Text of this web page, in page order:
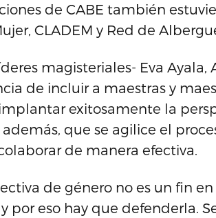
de CABE también
CLADEM y Red de
magisteriales- Eva
de incluir a maestras y
exitosamente la
que se agilice el
de manera efectiva.
de género no es un fin
por eso hay que defenderla.